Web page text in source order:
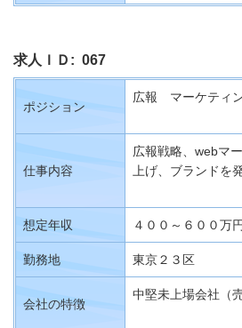
求人ＩＤ: 067
ポジション
広報 マーケティ
仕事内容
広報戦略、webマ
上げ、ブランドを
想定年収 ４００～６００万円
勤務地 東京２３区
会社の特徴
中堅未上場会社（